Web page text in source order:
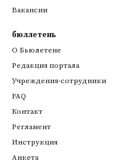
Вакансии
бюллетень
О Бьюлетене
Редакция портала
Учреждения-сотрудники
FAQ
Контакт
Регламент
Инструкция
Анкета